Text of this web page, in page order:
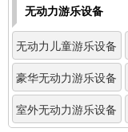
无动力游乐设备
无动力儿童游乐设备
豪华无动力游乐设备
室外无动力游乐设备